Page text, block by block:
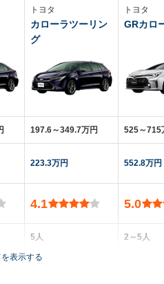
トヨタ
カローラツーリン
グ
197.6～349.7万円
223.3万円
4.1
5人
5ドア
トヨタ
GRカロ
525～715
552.8万円
5.0
2～5人
表示する